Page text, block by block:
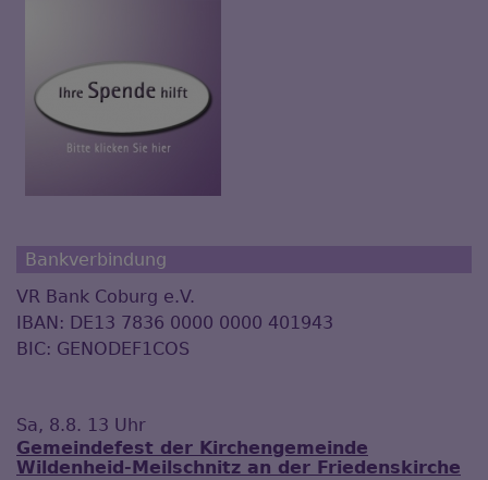
Bankverbindung
VR Bank Coburg e.V.
IBAN: DE13 7836 0000 0000 401943
BIC: GENODEF1COS
Sa, 8.8. 13 Uhr
Gemeindefest der Kirchengemeinde
Wildenheid-Meilschnitz an der Friedenskirche